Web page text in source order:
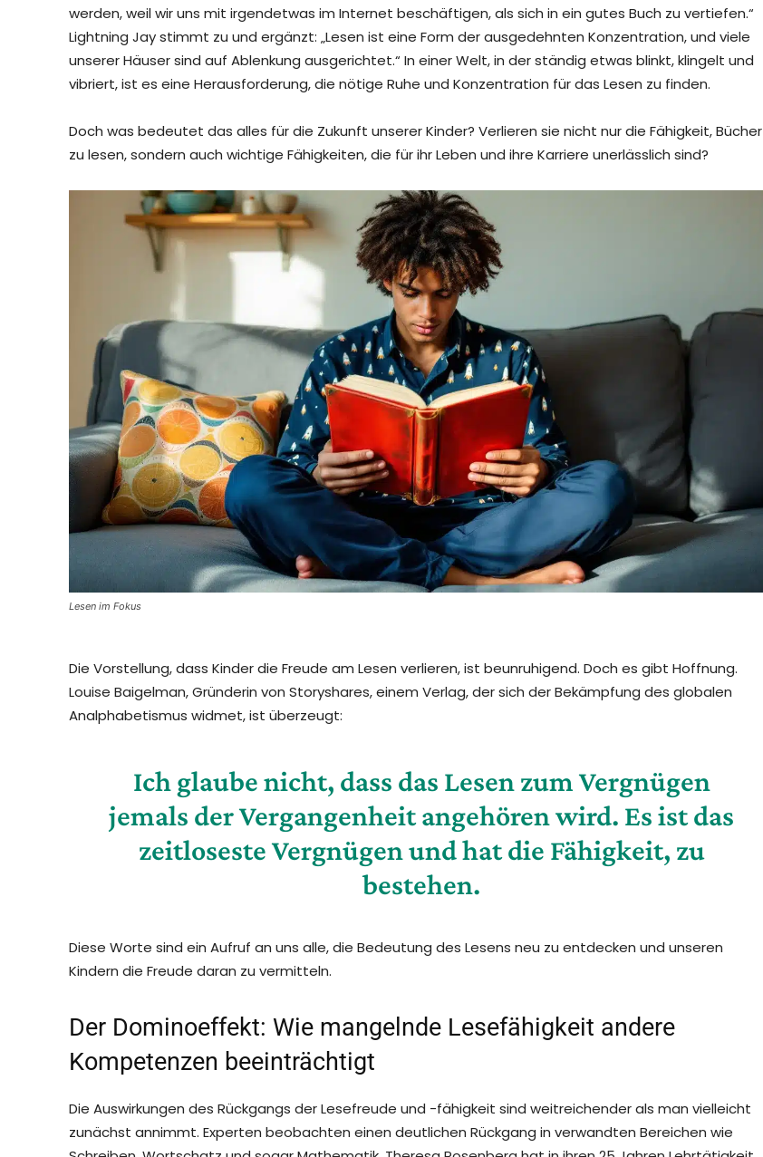
werden, weil wir uns mit irgendetwas im Internet beschäftigen, als sich in ein gutes Buch zu vertiefen.“
Lightning Jay stimmt zu und ergänzt: „Lesen ist eine Form der ausgedehnten Konzentration, und viele
unserer Häuser sind auf Ablenkung ausgerichtet.“ In einer Welt, in der ständig etwas blinkt, klingelt und
vibriert, ist es eine Herausforderung, die nötige Ruhe und Konzentration für das Lesen zu finden.
Doch was bedeutet das alles für die Zukunft unserer Kinder? Verlieren sie nicht nur die Fähigkeit, Bücher
zu lesen, sondern auch wichtige Fähigkeiten, die für ihr Leben und ihre Karriere unerlässlich sind?
Lesen im Fokus
Die Vorstellung, dass Kinder die Freude am Lesen verlieren, ist beunruhigend. Doch es gibt Hoffnung.
Louise Baigelman, Gründerin von Storyshares, einem Verlag, der sich der Bekämpfung des globalen
Analphabetismus widmet, ist überzeugt:
Ich glaube nicht, dass das Lesen zum Vergnügen
jemals der Vergangenheit angehören wird. Es ist das
zeitloseste Vergnügen und hat die Fähigkeit, zu
bestehen.
Diese Worte sind ein Aufruf an uns alle, die Bedeutung des Lesens neu zu entdecken und unseren
Kindern die Freude daran zu vermitteln.
Der Dominoeffekt: Wie mangelnde Lesefähigkeit andere
Kompetenzen beeinträchtigt
Die Auswirkungen des Rückgangs der Lesefreude und -fähigkeit sind weitreichender als man vielleicht
zunächst annimmt. Experten beobachten einen deutlichen Rückgang in verwandten Bereichen wie